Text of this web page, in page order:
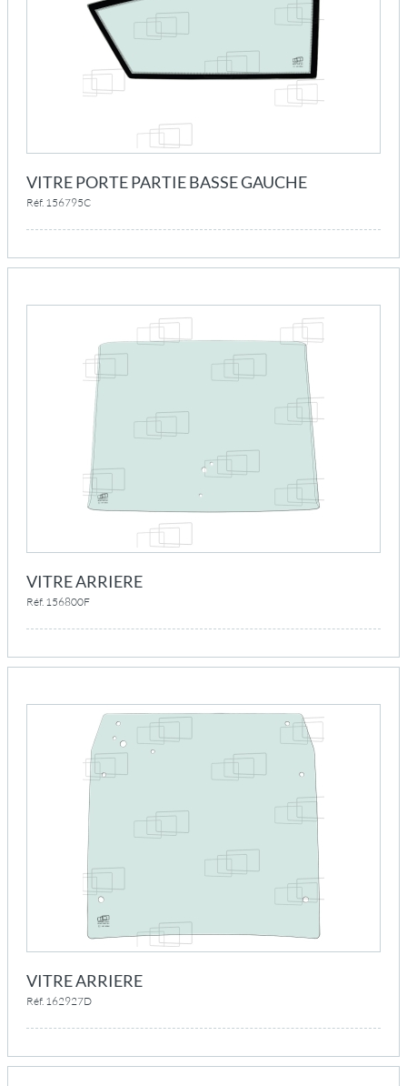
VITRE PORTE PARTIE BASSE GAUCHE
Réf. 156795C
VITRE ARRIERE
Réf. 156800F
VITRE ARRIERE
Réf. 162927D